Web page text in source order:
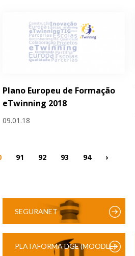
Plano Europeu de Formação
eTwinning 2018
09.01.18
91 92 93 94 ›
SEGURANET
PLATAFORMA DGE (MOODLE)